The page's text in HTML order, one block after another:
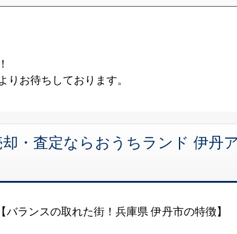
りお待ちしております。
・査定ならおうちランド 伊丹
【バランスの取れた街！兵庫県 伊丹市の特徴】